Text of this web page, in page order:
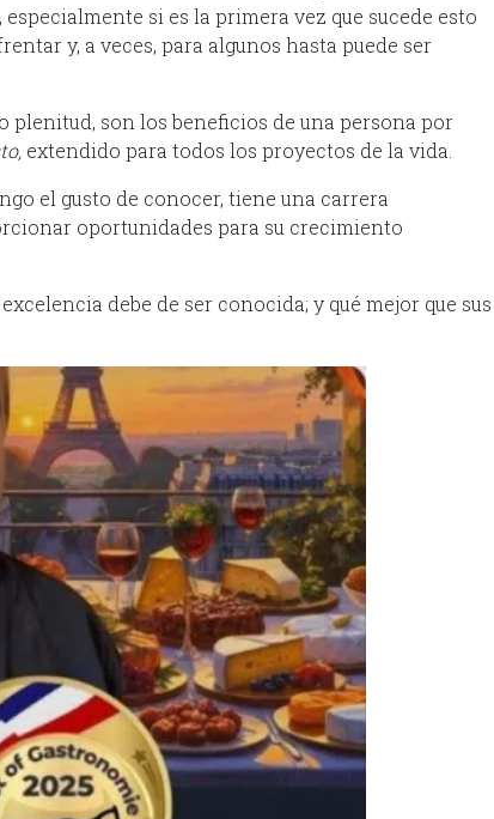
si es la primera vez que sucede esto
y, a veces, para algunos hasta puede ser
plenitud, son los beneficios de una persona por
extendido para todos los proyectos de la vida.
el gusto de conocer, tiene una carrera
oportunidades para su crecimiento
debe de ser conocida; y qué mejor que sus